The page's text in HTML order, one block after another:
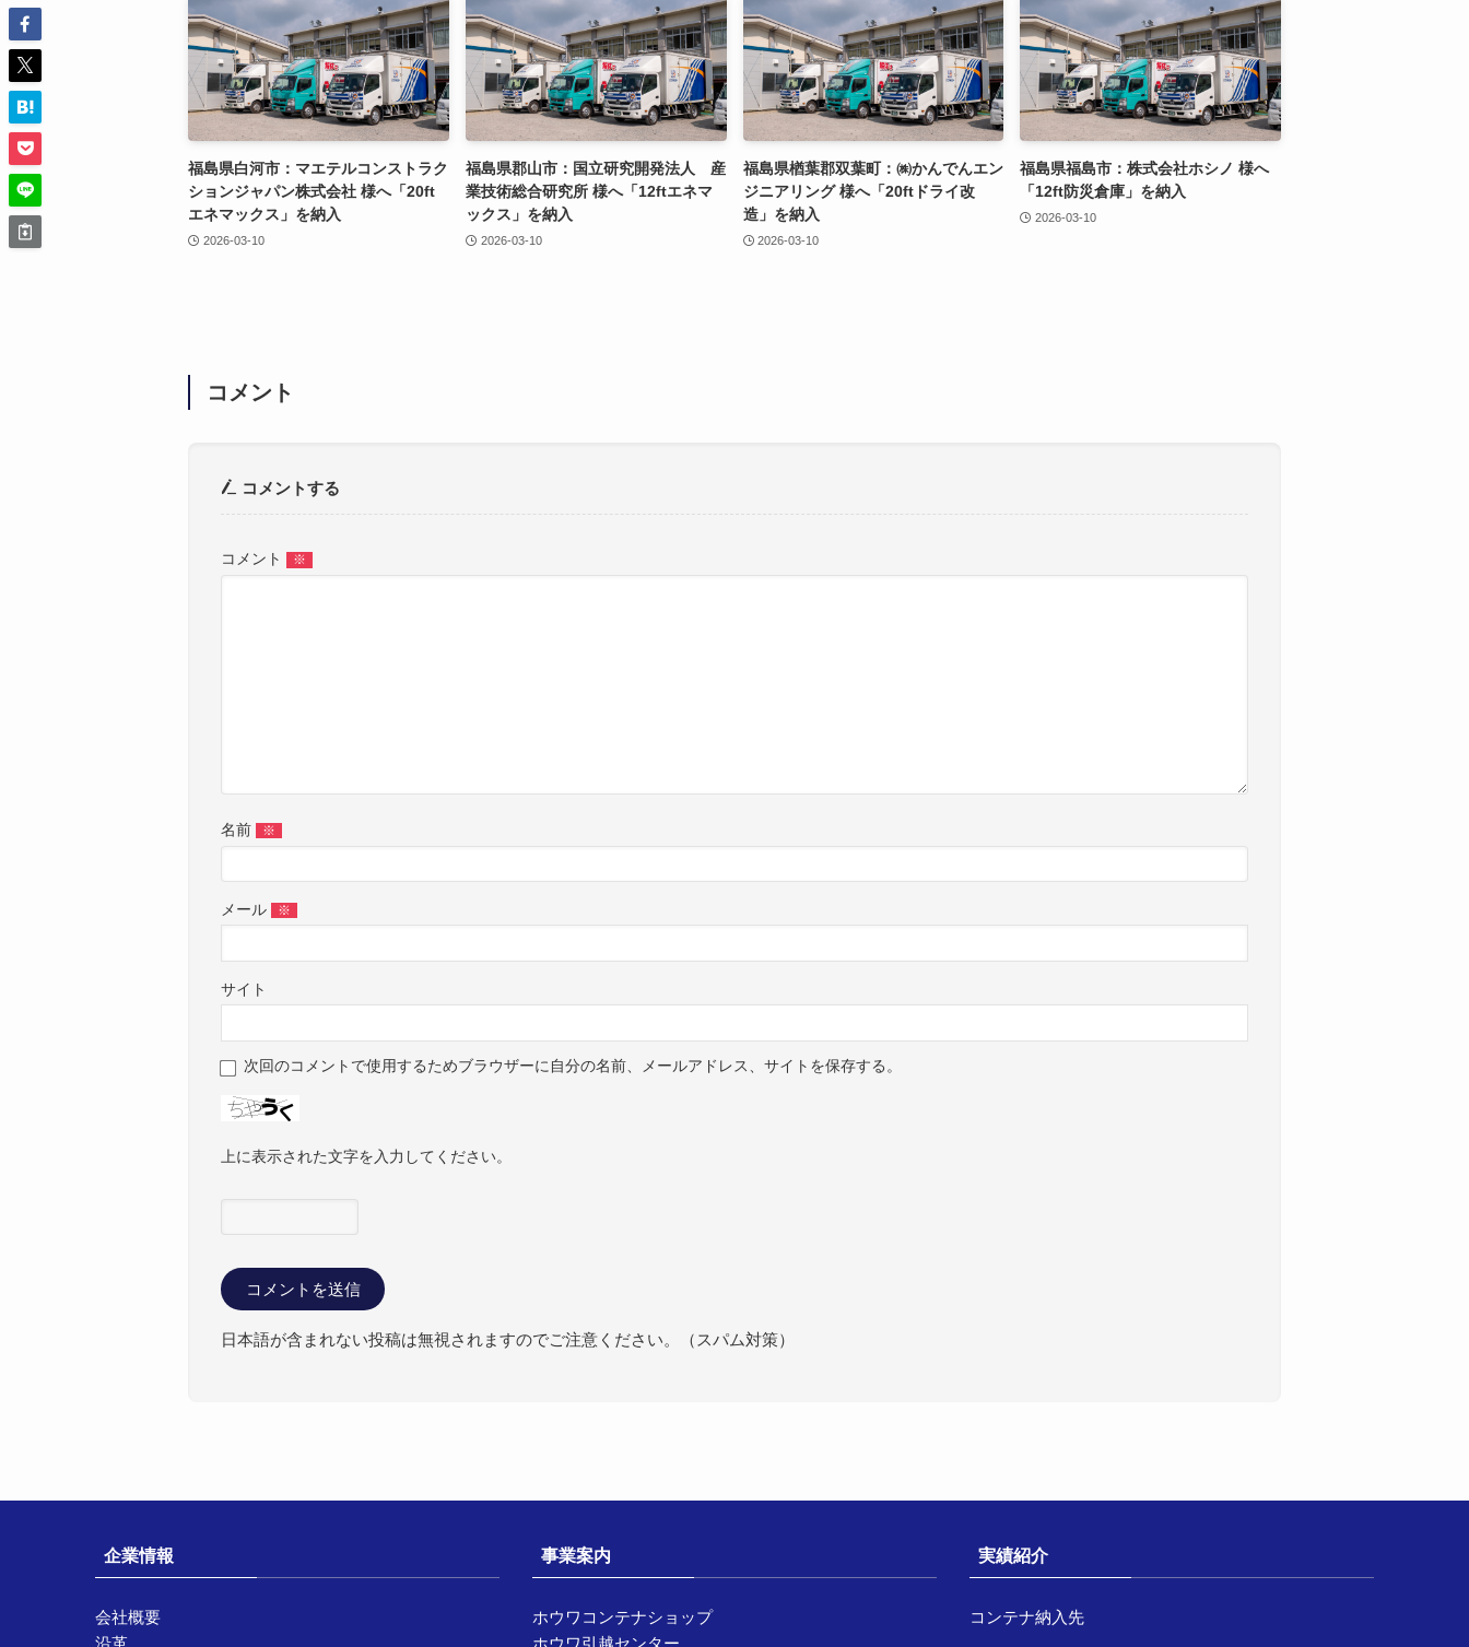
福島県白河市：マエテルコンストラク
ションジャパン株式会社 様へ「20ft
エネマックス」を納入
2026-03-10
福島県郡山市：国立研究開発法人 産
業技術総合研究所 様へ「12ftエネマ
ックス」を納入
2026-03-10
福島県楢葉郡双葉町：㈱かんでんエン
ジニアリング 様へ「20ftドライ改
造」を納入
2026-03-10
福島県福島市：株式会社ホシノ 様へ
「12ft防災倉庫」を納入
2026-03-10
コメント
コメントする
コメント ※
名前 ※
メール ※
サイト
次回のコメントで使用するためブラウザーに自分の名前、メールアドレス、サイトを保存する。
上に表示された文字を入力してください。
日本語が含まれない投稿は無視されますのでご注意ください。（スパム対策）
企業情報
会社概要
沿革
事業案内
ホウワコンテナショップ
ホウワ引越センター
実績紹介
コンテナ納入先